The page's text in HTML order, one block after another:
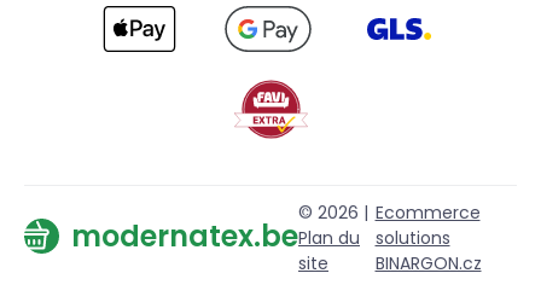
modernatex.be
© 2026 |
Plan du
site
Ecommerce
solutions
BINARGON.cz